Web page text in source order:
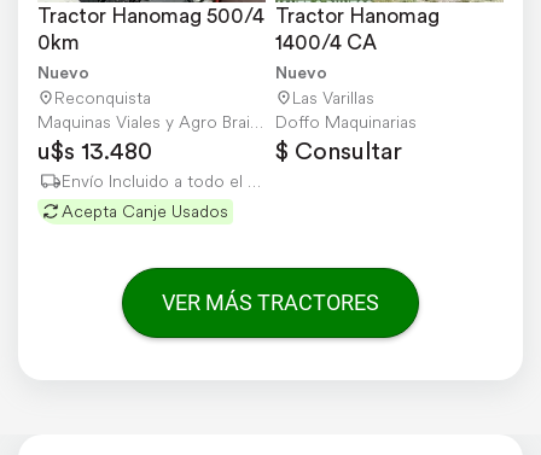
Tractor Hanomag 500/4
0km
Nuevo
Reconquista
Maquinas Viales y Agro Braidot Sandro
u$s 13.480
Envío Incluido a todo el país
Acepta Canje Usados
Tractor Hanomag
1400/4 CA
Nuevo
Las Varillas
Doffo Maquinarias
$ Consultar
VER MÁS TRACTORES